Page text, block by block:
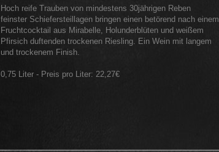
Hoch reife Trauben von mindestens 30jährigen Reben
feinster Schiefersteillagen bringen einen betörend nach einem
Fruchtcocktail aus Mirabelle, Holunderblüten und weißem
Pfirsich duftenden trockenen Riesling. Ein Wein mit langem
und trockenem Finish.
0,75 Liter - Preis pro Liter: 22,27€